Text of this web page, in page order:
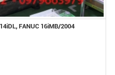
FANUC 16iMB/2004